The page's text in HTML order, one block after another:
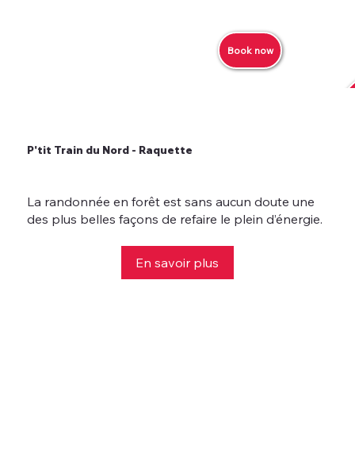
Book now
P'tit Train du Nord - Raquette
La randonnée en forêt est sans aucun doute une
des plus belles façons de refaire le plein d’énergie.
En savoir plus